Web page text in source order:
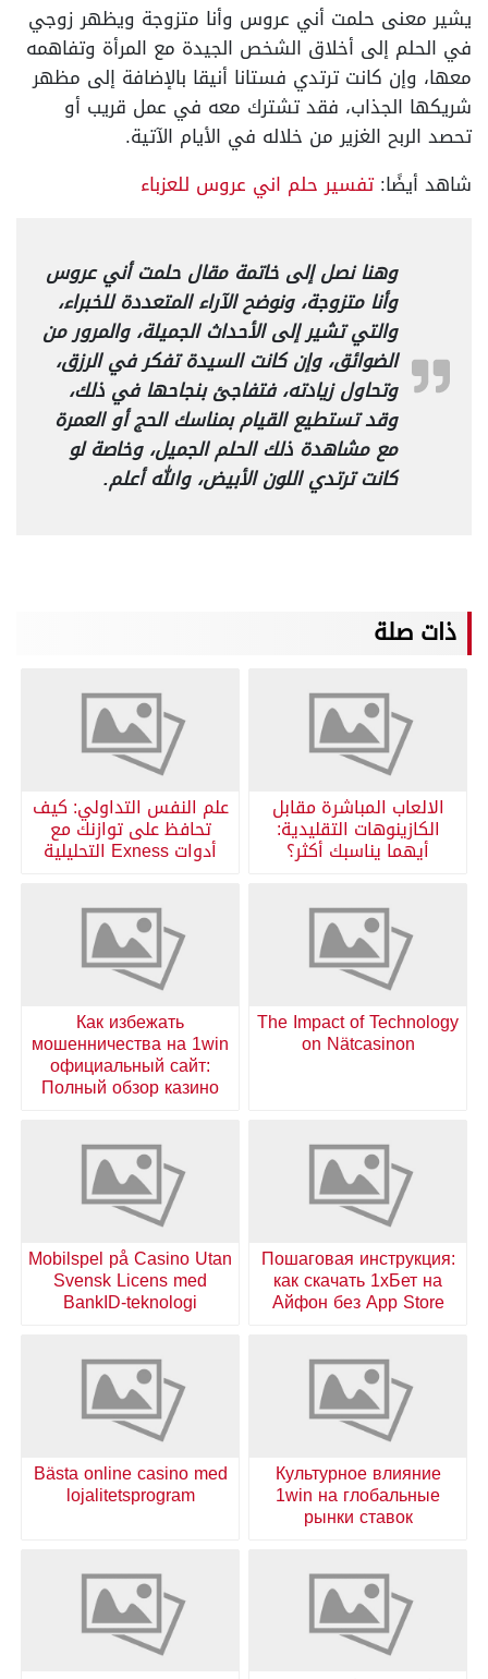
يشير معنى حلمت أني عروس وأنا متزوجة ويظهر زوجي
في الحلم إلى أخلاق الشخص الجيدة مع المرأة وتفاهمه
معها، وإن كانت ترتدي فستانا أنيقا بالإضافة إلى مظهر
شريكها الجذاب، فقد تشترك معه في عمل قريب أو
تحصد الربح الغزير من خلاله في الأيام الآتية.
شاهد أيضًا:تفسير حلم اني عروس للعزباء
وهنا نصل إلى خاتمة مقال حلمت أني عروس
وأنا متزوجة، ونوضح الآراء المتعددة للخبراء،
والتي تشير إلى الأحداث الجميلة، والمرور من
الضوائق، وإن كانت السيدة تفكر في الرزق،
وتحاول زيادته، فتفاجئ بنجاحها في ذلك،
وقد تستطيع القيام بمناسك الحج أو العمرة
مع مشاهدة ذلك الحلم الجميل، وخاصة لو
كانت ترتدي اللون الأبيض، والله أعلم.
ذات صلة
الالعاب المباشرة مقابل
الكازينوهات التقليدية:
أيهما يناسبك أكثر؟
علم النفس التداولي: كيف
تحافظ على توازنك مع
أدوات Exness التحليلية
The Impact of Technology
on Nätcasinon
Как избежать
мошенничества на 1win
официальный сайт:
Полный обзор казино
Пошаговая инструкция:
как скачать 1хБет на
Айфон без App Store
Mobilspel på Casino Utan
Svensk Licens med
BankID-teknologi
Культурное влияние
1win на глобальные
рынки ставок
Bästa online casino med
lojalitetsprogram